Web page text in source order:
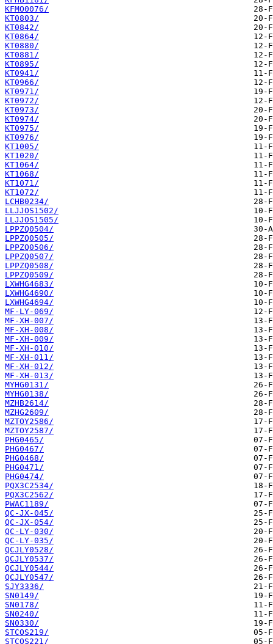
KFMO0076/
KT0803/
KT0842/
KT0864/
KT0880/
KT0881/
KT0895/
KT0941/
KT0966/
KT0971/
KT0972/
KT0973/
KT0974/
KT0975/
KT0976/
KT1005/
KT1020/
KT1064/
KT1068/
KT1071/
KT1072/
LCHB0234/
LLJJOS1502/
LLJJOS1505/
LPPZQ0504/
LPPZQ0505/
LPPZQ0506/
LPPZQ0507/
LPPZQ0508/
LPPZQ0509/
LXWHG4683/
LXWHG4690/
LXWHG4694/
MF-LY-069/
MF-XH-007/
MF-XH-008/
MF-XH-009/
MF-XH-010/
MF-XH-011/
MF-XH-012/
MF-XH-013/
MYHG0131/
MYHG0138/
MZHB2614/
MZHG2609/
MZTOY2586/
MZTOY2587/
PHG0465/
PHG0467/
PHG0468/
PHG0471/
PHG0474/
PQX3C2534/
PQX3C2562/
PWAC1189/
QC-JX-045/
QC-JX-054/
QC-LY-030/
QC-LY-035/
QCJLY0528/
QCJLY0537/
QCJLY0544/
QCJLY0547/
SJY3336/
SN0149/
SN0178/
SN0240/
SN0330/
STCOS219/
STCOS221/